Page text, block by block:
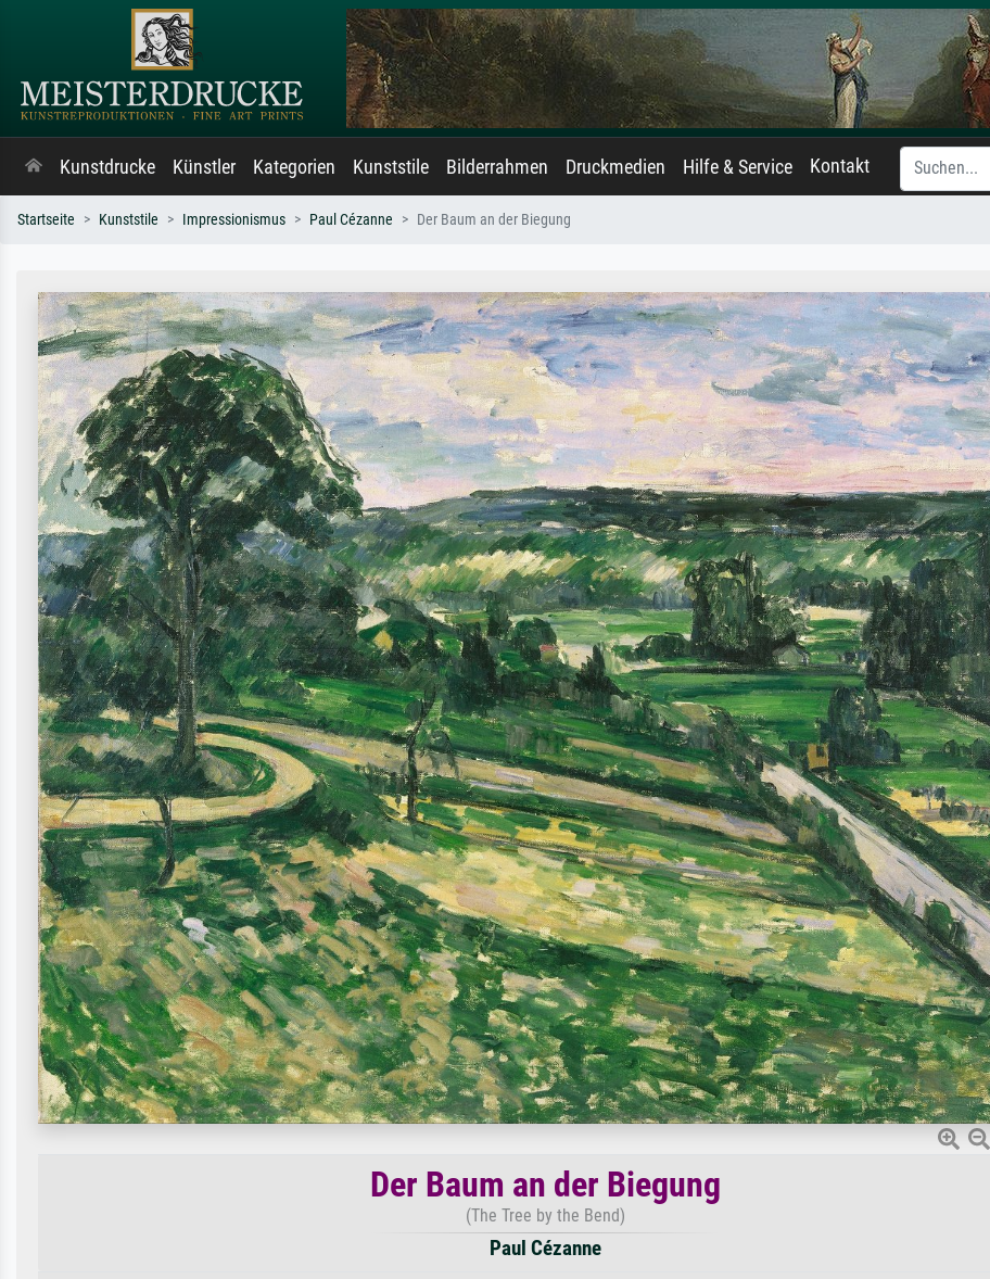
Kunstdrucke Künstler Kategorien Kunststile Bilderrahmen Druckmedien Hilfe & Service Kontakt
Startseite Kunststile Impressionismus Paul Cézanne Der Baum an der Biegung
Der Baum an der Biegung
(The Tree by the Bend)
Paul Cézanne